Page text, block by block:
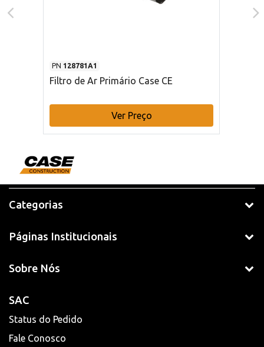
PN 128781A1
Filtro de Ar Primário Case CE
Ver Preço
Categorias
Páginas Institucionais
Sobre Nós
SAC
Status do Pedido
Fale Conosco